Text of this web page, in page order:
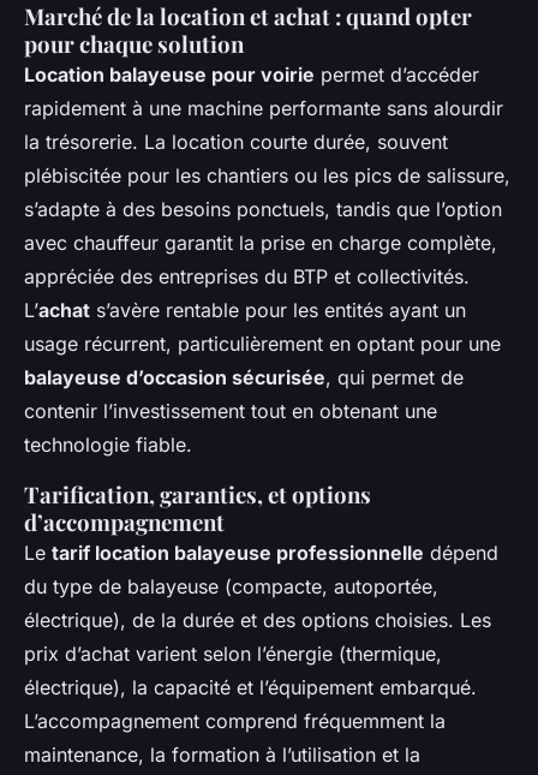
Marché de la location et achat : quand opter
pour chaque solution
Location balayeuse pour voirie permet d’accéder
rapidement à une machine performante sans alourdir
la trésorerie. La location courte durée, souvent
plébiscitée pour les chantiers ou les pics de salissure,
s’adapte à des besoins ponctuels, tandis que l’option
avec chauffeur garantit la prise en charge complète,
appréciée des entreprises du BTP et collectivités.
L’achat s’avère rentable pour les entités ayant un
usage récurrent, particulièrement en optant pour une
balayeuse d’occasion sécurisée, qui permet de
contenir l’investissement tout en obtenant une
technologie fiable.
Tarification, garanties, et options
d’accompagnement
Le tarif location balayeuse professionnelle dépend
du type de balayeuse (compacte, autoportée,
électrique), de la durée et des options choisies. Les
prix d’achat varient selon l’énergie (thermique,
électrique), la capacité et l’équipement embarqué.
L’accompagnement comprend fréquemment la
maintenance, la formation à l’utilisation et la